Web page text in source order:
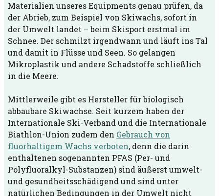
Materialien unseres Equipments genau prüfen, da
der Abrieb, zum Beispiel von Skiwachs, sofort in
der Umwelt landet – beim Skisport erstmal im
Schnee. Der schmilzt irgendwann und läuft ins Tal
und damit in Flüsse und Seen. So gelangen
Mikroplastik und andere Schadstoffe schließlich
in die Meere.
Mittlerweile gibt es Hersteller für biologisch
abbaubare Skiwachse. Seit kurzem haben der
Internationale Ski-Verband und die Internationale
Biathlon-Union zudem den Gebrauch von
fluorhaltigem Wachs verboten, denn die darin
enthaltenen sogenannten PFAS (Per- und
Polyfluoralkyl-Substanzen) sind äußerst umwelt-
und gesundheitsschädigend und sind unter
natürlichen Bedingungen in der Umwelt nicht